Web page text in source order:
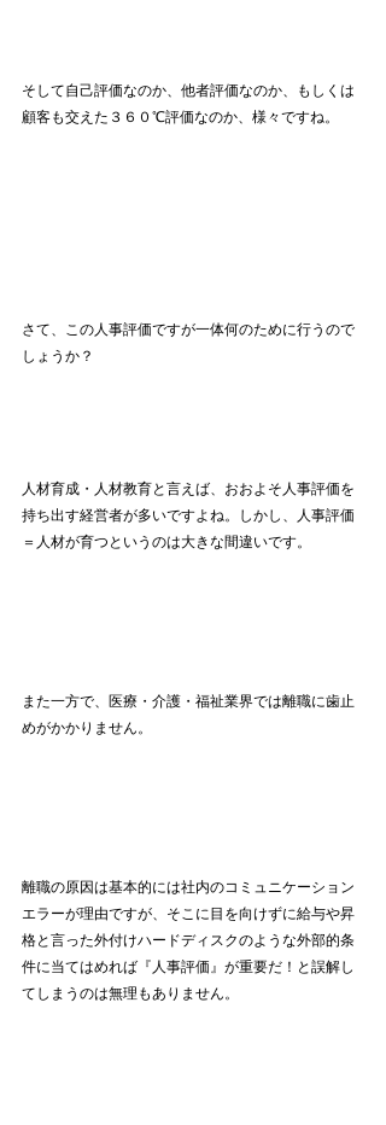
そして自己評価なのか、他者評価なのか、もしくは
顧客も交えた３６０℃評価なのか、様々ですね。
さて、この人事評価ですが一体何のために行うので
しょうか？
人材育成・人材教育と言えば、おおよそ人事評価を
持ち出す経営者が多いですよね。しかし、人事評価
＝人材が育つというのは大きな間違いです。
また一方で、医療・介護・福祉業界では離職に歯止
めがかかりません。
離職の原因は基本的には社内のコミュニケーション
エラーが理由ですが、そこに目を向けずに給与や昇
格と言った外付けハードディスクのような外部的条
件に当てはめれば『人事評価』が重要だ！と誤解し
てしまうのは無理もありません。